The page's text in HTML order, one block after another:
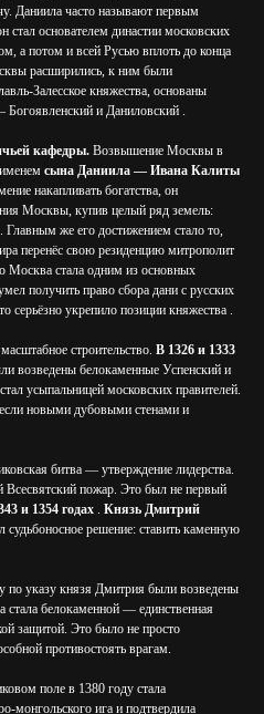
Даниила часто называют первым
основателем династии московских
а потом и всей Русью вплоть до конца
расширились, к ним были
Залесское княжества, основаны
и Даниловский .
кафедры. Возвышение Москвы в
сына Даниила — Ивана Калиты
накапливать богатства, он
Москвы, купив целый ряд земель:
. Главным же его достижением стало то,
перенёс свою резиденцию митрополит
Москва стала одним из основных
получить право сбора дани с русских
серьёзно укрепило позиции княжества .
строительство. В 1326 и 1333
возведены белокаменные Успенский и
усыпальницей московских правителей.
новыми дубовыми стенами и
битва — утверждение лидерства.
пожар. Это был не первый
и 1354 годах . Князь Дмитрий
судьбоносное решение: ставить каменную
по указу князя Дмитрия были возведены
белокаменной — единственная
защитой. Это было не просто
противостоять врагам.
поле в 1380 году стала
монгольского ига и подтвердила